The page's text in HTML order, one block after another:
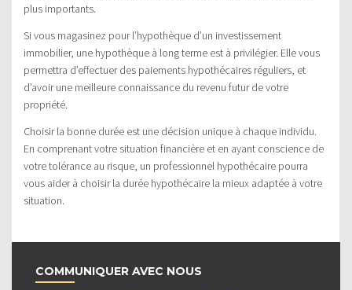
plus importants.
Si vous magasinez pour l’hypothèque d’un investissement
immobilier, une hypothèque à long terme est à privilégier. Elle vous
permettra d’effectuer des paiements hypothécaires réguliers, et
d’avoir une meilleure connaissance du revenu futur de votre
propriété.
Choisir la bonne durée est une décision unique à chaque individu.
En comprenant votre situation financière et en ayant conscience de
votre tolérance au risque, un professionnel hypothécaire pourra
vous aider à choisir la durée hypothécaire la mieux adaptée à votre
situation.
COMMUNIQUER AVEC NOUS